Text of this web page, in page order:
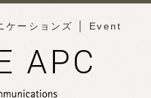
ケーションズ │ Event
APC